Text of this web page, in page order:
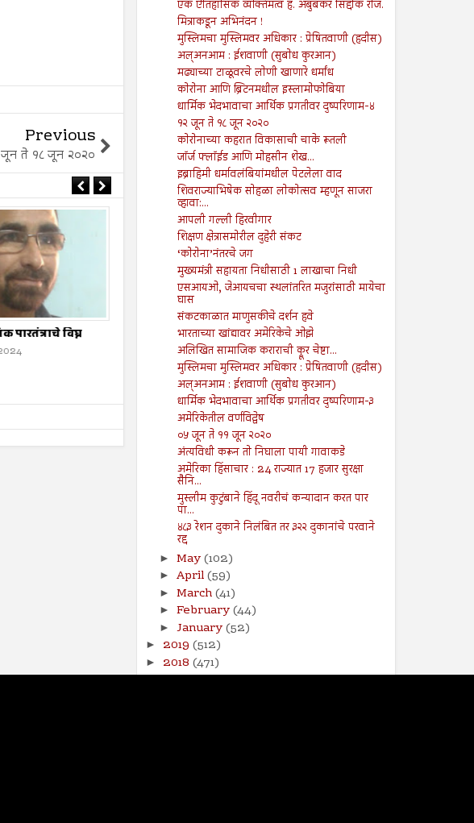
Previous
ते १८ जून २०२०
पारतंत्राचे विघ्न महाराष्ट्रात पुन्हा मुस्लिम आरक्षणाची
6/28/2024
29 Mar
उदय
Shodhan
एक ऐतिहासिक व्यक्तिमत्व ह. अबुबकर सिद्दीक रजि.
मित्राकडून अभिनंदन !
मुस्लिमचा मुस्लिमवर अधिकार : प्रेषितवाणी (हदीस)
अल्अनआम : ईशवाणी (सुबोध कुरआन)
मढ्याच्या टाळूवरचे लोणी खाणारे धर्मांध
कोरोना आणि ब्रिटनमधील इस्लामोफोबिया
धार्मिक भेदभावाचा आर्थिक प्रगतीवर दुष्परिणाम-४
१२ जून ते १८ जून २०२०
कोरोनाच्या कहरात विकासाची चाके रूतली
जॉर्ज फ्लॉईड आणि मोहसीन शेख...
इब्राहिमी धर्मावलंबियांमधील पेटलेला वाद
शिवराज्याभिषेक सोहळा लोकोत्सव म्हणून साजरा
व्हावा:...
आपली गल्ली हिरवीगार
शिक्षण क्षेत्रासमोरील दुहेरी संकट
‘कोरोना’नंतरचे जग
मुख्यमंत्री सहायता निधीसाठी 1 लाखाचा निधी
एसआयओ, जेआयचचा स्थलांतरित मजुरांसाठी मायेचा
घास
संकटकाळात माणुसकीचे दर्शन हवे
भारताच्या खांद्यावर अमेरिकेचे ओझे
अलिखित सामाजिक कराराची क्रूर चेष्टा...
मुस्लिमचा मुस्लिमवर अधिकार : प्रेषितवाणी (हदीस)
अल्अनआम : ईशवाणी (सुबोध कुरआन)
धार्मिक भेदभावाचा आर्थिक प्रगतीवर दुष्परिणाम-३
अमेरिकेतील वर्णविद्वेष
०५ जून ते ११ जून २०२०
अंत्यविधी करून तो निघाला पायी गावाकडे
अमेरिका हिंसाचार : 24 राज्यात 17 हजार सुरक्षा
सैनि...
मुस्लीम कुटुंबाने हिंदू नवरीचं कन्यादान करत पार
पा...
४८३ रेशन दुकाने निलंबित तर ३२२ दुकानांचे परवाने
रद्द
► May(102)
► April(59)
► March(41)
► February(44)
► January(52)
► 2019 (512)
► 2018 (471)
►2017(141)